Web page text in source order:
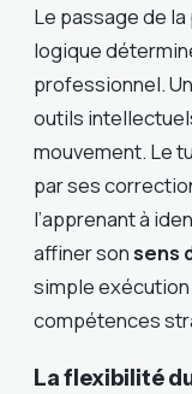
Le passage de
logique
professionnel.
outils
mouvement. Le
par ses
l’apprenant à
affiner sonsens
simple
compétences
La flexibilité